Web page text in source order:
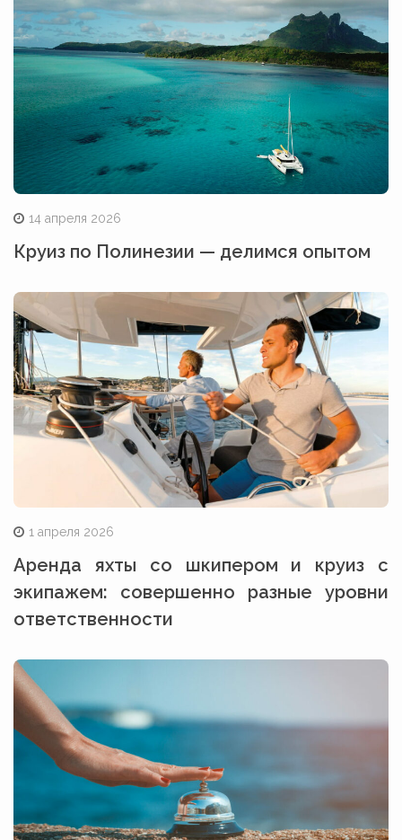
14 апреля 2026
Круиз по Полинезии — делимся опытом
1 апреля 2026
Аренда яхты со шкипером и круиз с
экипажем: совершенно разные уровни
ответственности